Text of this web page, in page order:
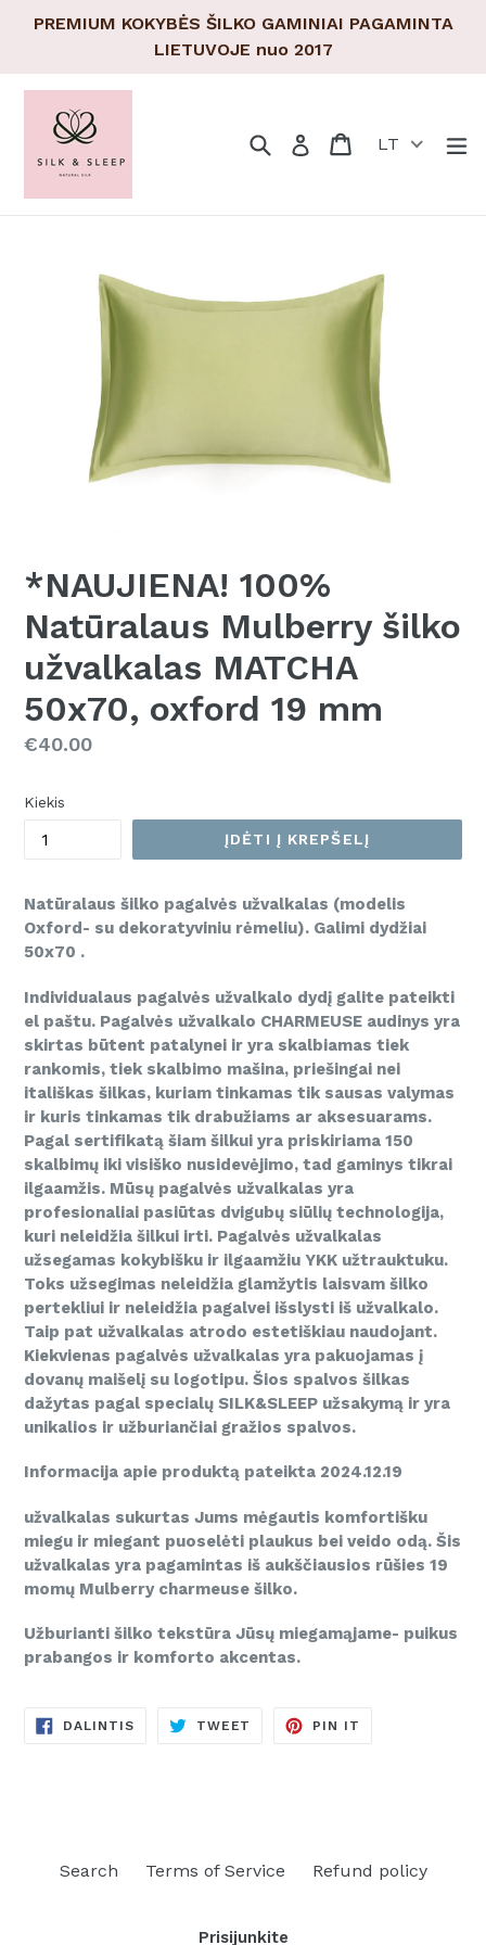
PREMIUM KOKYBĖS ŠILKO GAMINIAI PAGAMINTA
LIETUVOJE nuo 2017
PaieškaPrisijungti
Pirkinių
Pirkinių
LT
*NAUJIENA! 100%
Natūralaus Mulberry šilko
užvalkalas MATCHA
50x70, oxford 19 mm
Kaina
€40.00
Kiekis
ĮDĖTI Į KREPŠELĮ
Natūralaus šilko pagalvės užvalkalas (modelis
Oxford- su dekoratyviniu rėmeliu). Galimi dydžiai
50x70 .
Individualaus pagalvės užvalkalo dydį galite pateikti
el paštu. Pagalvės užvalkalo CHARMEUSE audinys yra
skirtas būtent patalynei ir yra skalbiamas tiek
rankomis, tiek skalbimo mašina, priešingai nei
itališkas šilkas, kuriam tinkamas tik sausas valymas
ir kuris tinkamas tik drabužiams ar aksesuarams.
Pagal sertifikatą šiam šilkui yra priskiriama 150
skalbimų iki visiško nusidevėjimo, tad gaminys tikrai
ilgaamžis. Mūsų pagalvės užvalkalas yra
profesionaliai pasiūtas dvigubų siūlių technologija,
kuri neleidžia šilkui irti. Pagalvės užvalkalas
užsegamas kokybišku ir ilgaamžiu YKK užtrauktuku.
Toks užsegimas neleidžia glamžytis laisvam šilko
pertekliui ir neleidžia pagalvei išslysti iš užvalkalo.
Taip pat užvalkalas atrodo estetiškiau naudojant.
Kiekvienas pagalvės užvalkalas yra pakuojamas į
dovanų maišelį su logotipu. Šios spalvos šilkas
dažytas pagal specialų SILK&SLEEP užsakymą ir yra
unikalios ir užburiančiai gražios spalvos.
Informacija apie produktą pateikta 2024.12.19
užvalkalas sukurtas Jums mėgautis komfortišku
miegu ir miegant puoselėti plaukus bei veido odą. Šis
užvalkalas yra pagamintas iš aukščiausios rūšies 19
momų Mulberry charmeuse šilko.
Užburianti šilko tekstūra Jūsų miegamąjame- puikus
prabangos ir komforto akcentas.
DALINTISDALINTIS
FACEBOOKE
TWEET
TWEETINTI
TVITERYJE
PIN IT
Search Terms of Service Refund policy
Prisijunkite